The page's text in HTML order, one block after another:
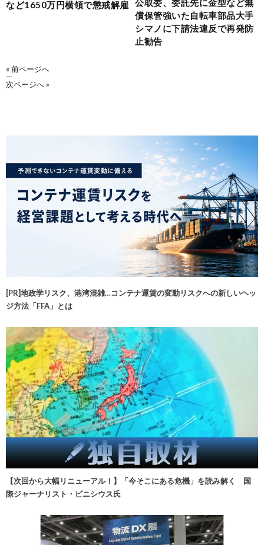
など1650万円横領で懲戒解雇
償保管強いた自転車部品大手
シマノに下請法違反で再発防
止勧告
« 前ページへ
—
次ページへ »
[PR]地政学リスク、港湾混雑…コンテナ運賃の変動リスクへの新しいヘッ
ジ方法「FFA」とは
【次回から大幅リニューアル！】「今そこにある危機」を読み解く 国
際ジャーナリスト・ビニシウス氏